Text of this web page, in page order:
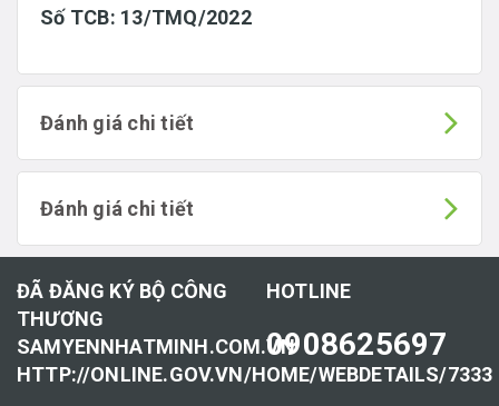
Số TCB: 13/TMQ/2022
Đánh giá chi tiết
Đánh giá chi tiết
ĐÃ ĐĂNG KÝ BỘ CÔNG
THƯƠNG
SAMYENNHATMINH.COM.VN
HTTP://ONLINE.GOV.VN/HOME/WEBDETAILS/7333
HOTLINE
0908625697